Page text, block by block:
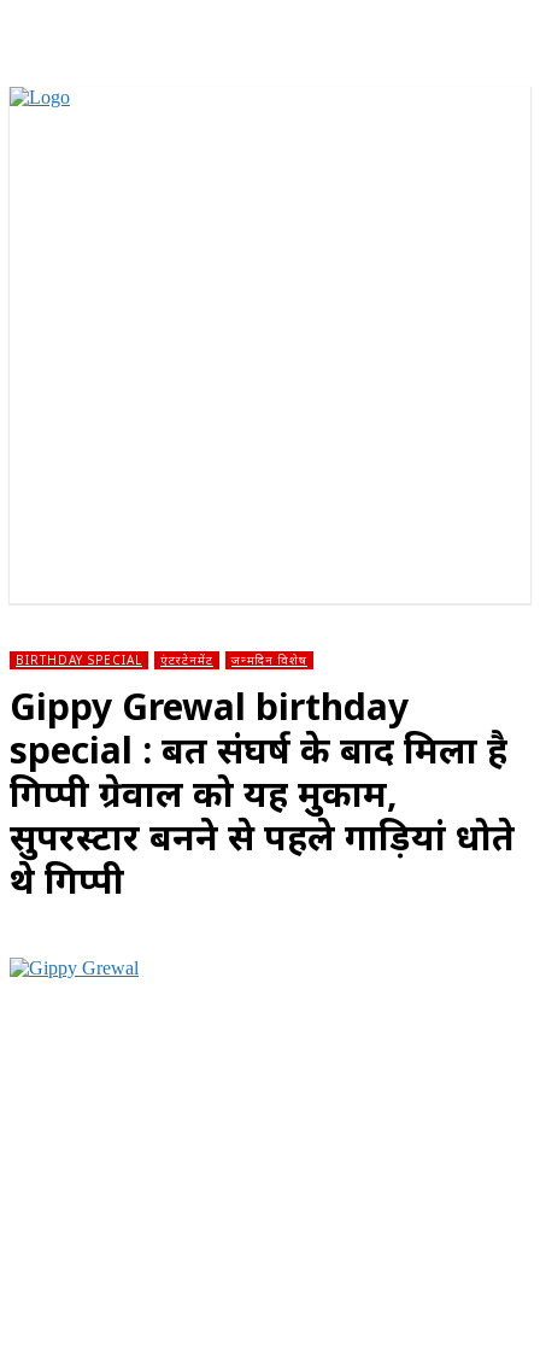
BIRTHDAY SPECIAL एंटरटेनमेंट जन्मदिन विशेष
Gippy Grewal birthday
special : बहुत संघर्ष के बाद मिला है
गिप्पी ग्रेवाल को यह मुकाम,
सुपरस्टार बनने से पहले गाड़ियां धोते
थे गिप्पी